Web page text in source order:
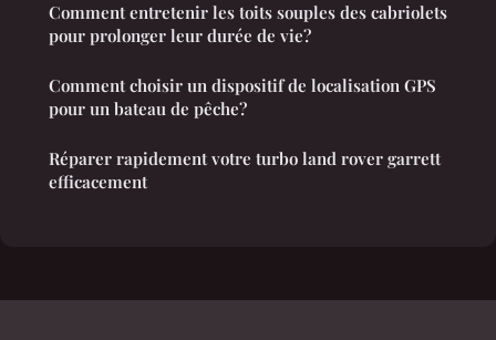
Comment entretenir les toits souples des cabriolets
pour prolonger leur durée de vie?
Comment choisir un dispositif de localisation GPS
pour un bateau de pêche?
Réparer rapidement votre turbo land rover garrett
efficacement